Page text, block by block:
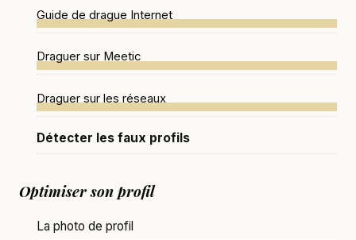
Guide de drague Internet
Draguer sur Meetic
Draguer sur les réseaux
Détecter les faux profils
Optimiser son profil
La photo de profil